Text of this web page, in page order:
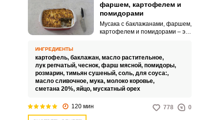
фаршем, картофелем и
помидорами
Мусака с баклажанами, фаршем,
картофелем и помидорами – это
распространилось по всему
миру благодаря своему
уникальному вкусу, знакомому
каждому, кто хоть раз бывал в
Греции, ну или хотя бы заходил
вариаций данного блюда, но
ИНГРЕДИЕНТЫ
картофель, баклажан, масло растительное,
лук репчатый, чеснок, фарш мясной, помидоры,
розмарин, тимьян сушеный, соль, для соуса:,
масло сливочное, мука, молоко коровье,
сметана 20%, яйцо, мускатный орех
120 мин 778 0